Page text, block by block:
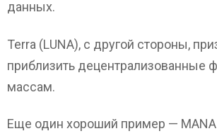
данных.
Terra (LUNA), с другой стороны,
приблизить децентрализованные
массам.
Еще один хороший пример —